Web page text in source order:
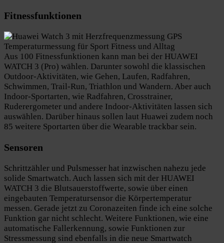
Fitnessfunktionen
Aus 100 Fitnessfunktionen kann man bei der HUAWEI
WATCH 3 (Pro) wählen. Darunter sowohl die klassischen
Outdoor-Aktivitäten, wie Gehen, Laufen, Radfahren,
Schwimmen, Trail-Run, Triathlon und Wandern. Aber auch
Indoor-Sportarten, wie Radfahren, Crosstrainer,
Ruderergometer und andere Indoor-Aktivitäten lassen sich
auswählen. Darüber hinaus sollen laut Huawei zudem noch
85 weitere Sportarten über die Wearable trackbar sein.
Sensoren
Schrittzähler und Pulsmesser hat inzwischen nahezu jede
solide Smartwatch. Auch lassen sich mit der HUAWEI
WATCH 3 die Blutsauerstoffwerte, sowie über einen
eingebauten Temperatursensor die Körpertemperatur
messen. Gerade jetzt zu Coronazeiten finde ich eine solche
Funktion gar nicht schlecht. Weitere Funktionen, wie eine
automatische Fallerkennung, sowie Funktionen zur
Stressmessung sind ebenfalls in die neue Smartwatch